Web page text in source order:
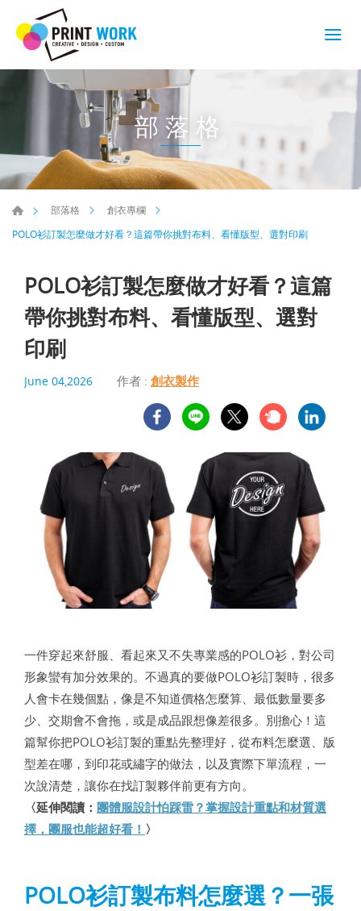
部落格
部落格
創衣專欄
POLO衫訂製怎麼做才好看？這篇帶你挑對布料、看懂版型、選對印刷
POLO衫訂製怎麼做才好看？這篇
帶你挑對布料、看懂版型、選對
印刷
June 04,2026 作者 : 創衣製作
一件穿起來舒服、看起來又不失專業感的POLO衫，對公司
形象蠻有加分效果的。不過真的要做POLO衫訂製時，很多
人會卡在幾個點，像是不知道價格怎麼算、最低數量要多
少、交期會不會拖，或是成品跟想像差很多。別擔心！這
篇幫你把POLO衫訂製的重點先整理好，從布料怎麼選、版
型差在哪，到印花或繡字的做法，以及實際下單流程，一
次說清楚，讓你在找訂製夥伴前更有方向。
〈延伸閱讀： 團體服設計怕踩雷？掌握設計重點和材質選
擇，團服也能超好看！ 〉
POLO衫訂製布料怎麼選？一張